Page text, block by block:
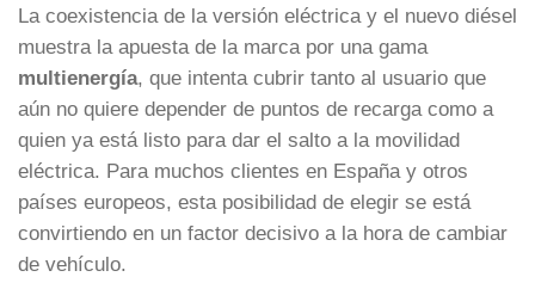
La coexistencia de la versión eléctrica y el nuevo diésel
muestra la apuesta de la marca por una gama
multienergía, que intenta cubrir tanto al usuario que
aún no quiere depender de puntos de recarga como a
quien ya está listo para dar el salto a la movilidad
eléctrica. Para muchos clientes en España y otros
países europeos, esta posibilidad de elegir se está
convirtiendo en un factor decisivo a la hora de cambiar
de vehículo.